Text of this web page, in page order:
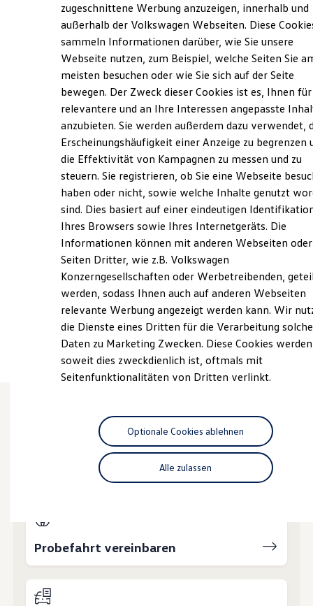
Reichweite
Reichweite der ID. Modelle
Reichweite im Winter
Laden
Laden unterwegs
Laden Zuhause
Ladestationen finden
Ladezeitensimulator
Batterie
Sicherheit
Garantie und Lebensdauer
Nachhaltigkeit
Technologie
Kosten und Kauf
Verbrauchskosten
Kaufoptionen
E-Auto-Förderung
Software und Konnektivität
ID. Software Versionen und Updates
Digitale Extras
Schnittstellen zu Ihrem ID.
Hybridautos
Marke und Erlebnis
Volkswagen R und R Experience
R-Modelle
Driving Experience
Volkswagen entdecken
Lifestyle Shop
T-Roc Kollektion
Golf Kollektion
ID. Kollektion
Volkswagen Kollektion
R-Kollektion
Besitzer und Service
myVolkswagen
Software Updates
Verantwortlich für die Inhalte auf dieser Seite ist die FSN
Autozentrum Eschengrund GmbH(Impressum & Rechtliches )
Baumwallsweg 6b, 17034 Neubrandenburg
info@autohaus-eschengrund.de
+49 395 423910
Montag -Freitag 07:00-18:00 Uhr
Samstag
08:00-12:30 Uhr
Sonntag
Geschlossen
Ansprechpartner
Wie können wir
Ihnen weiterhelfen?
Probefahrt vereinbaren
zugeschnittene Werbung anzuzeigen, innerhalb und
außerhalb der Volkswagen Webseiten. Diese
sammeln Informationen darüber, wie Sie unsere
Webseite nutzen, zum Beispiel, welche Seiten Sie
meisten besuchen oder wie Sie sich auf der Seite
bewegen. Der Zweck dieser Cookies ist es, Ihnen für
relevantere und an Ihre Interessen angepasste
anzubieten. Sie werden außerdem dazu verwendet,
Erscheinungshäufigkeit einer Anzeige zu begrenzen
die Effektivität von Kampagnen zu messen und zu
steuern. Sie registrieren, ob Sie eine Webseite
haben oder nicht, sowie welche Inhalte genutzt
sind. Dies basiert auf einer eindeutigen
Ihres Browsers sowie Ihres Internetgeräts. Die
Informationen können mit anderen Webseiten oder
Seiten Dritter, wie z.B. Volkswagen
Konzerngesellschaften oder Werbetreibenden,
werden, sodass Ihnen auch auf anderen Webseiten
relevante Werbung angezeigt werden kann. Wir
die Dienste eines Dritten für die Verarbeitung
Daten zu Marketing Zwecken. Diese Cookies
soweit dies zweckdienlich ist, oftmals mit
Seitenfunktionalitäten von Dritten verlinkt.
Alle zulassen
Optionale Cookies ablehnen